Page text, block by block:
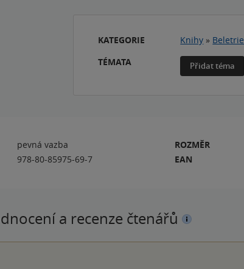
KATEGORIE Knihy » Beletrie
TÉMATA
Přidat téma
pevná vazba
978-80-85975-69-7
ROZMĚR
EAN
a recenze čtenářů